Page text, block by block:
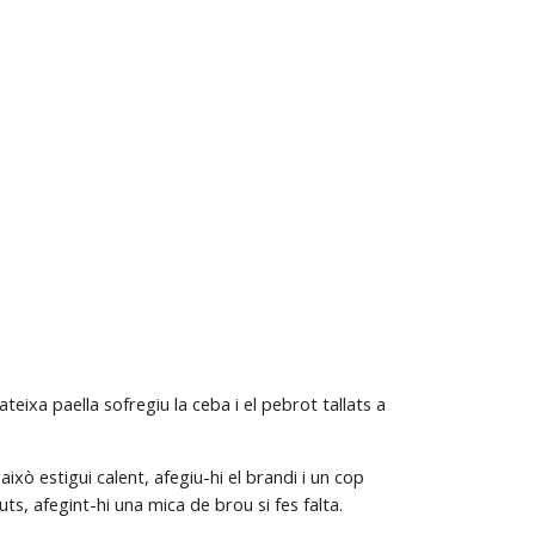
paella sofregiu la ceba i el pebrot tallats a
estigui calent, afegiu-hi el brandi i un cop
afegint-hi una mica de brou si fes falta.